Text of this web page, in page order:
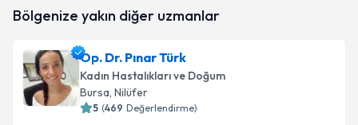
takvimi talebi oluşturun. Size bu uzmandan randevu
bilgilendireceğiz.
E-posta Adresiniz
Bölgenize yakın diğer uzmanlar
Op. Dr. Pınar Türk
Kadın Hastalıkları ve Doğum
Bursa, Nilüfer
5 (469 Değerlendirme)